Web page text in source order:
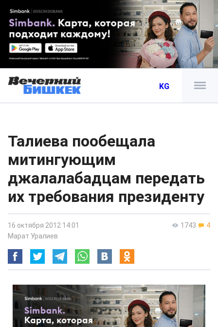
KG
Талиева пообещала
митингующим
джалалабадцам передать
их требования президенту
1743 4
16 октября 2012 14:01
Марат Уралиев